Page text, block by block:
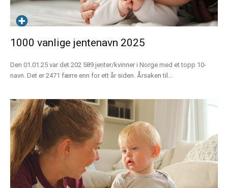
1000 vanlige jentenavn 2025
Den 01.01.25 var det 202 589 jenter/kvinner i Norge med et topp 10-
navn. Det er 2471 færre enn for ett år siden. Årsaken til...